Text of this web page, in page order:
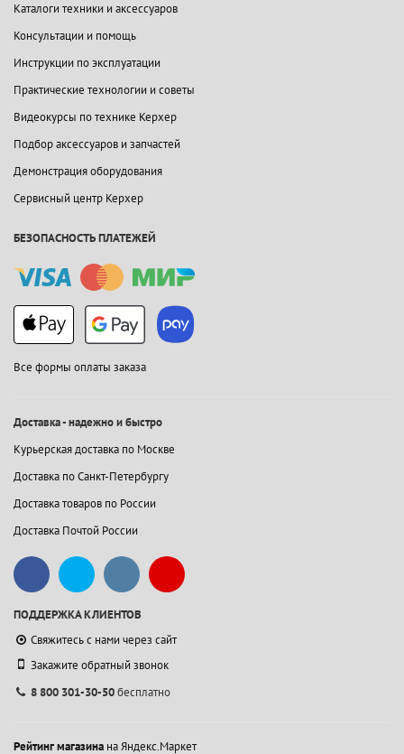
Каталоги техники и аксессуаров
Консультации и помощь
Инструкции по эксплуатации
Практические технологии и советы
Видеокурсы по технике Керхер
Подбор аксессуаров и запчастей
Демонстрация оборудования
Сервисный центр Керхер
БЕЗОПАСНОСТЬ ПЛАТЕЖЕЙ
Все формы оплаты заказа
Доставка - надежно и быстро
Курьерская доставка по Москве
Доставка по Санкт-Петербургу
Доставка товаров по России
Доставка Почтой России
ПОДДЕРЖКА КЛИЕНТОВ
Свяжитесь с нами через сайт
Закажите обратный звонок
8 800 301-30-50бесплатно
Рейтинг магазина на Яндекс.Маркет